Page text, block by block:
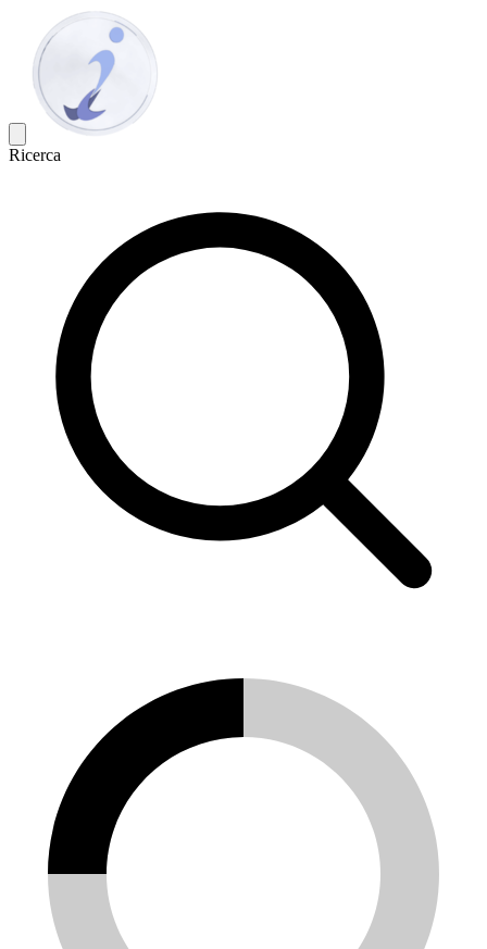
Ricerca